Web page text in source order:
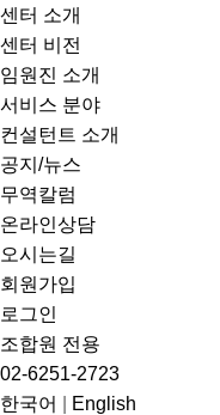
센터 소개
센터 비전
임원진 소개
서비스 분야
컨설턴트 소개
공지/뉴스
무역칼럼
온라인상담
오시는길
회원가입
로그인
조합원 전용
02-6251-2723
한국어
English